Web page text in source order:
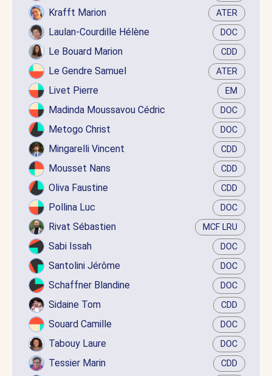
Krafft Marion ATER
Laulan-Courdille Hélène DOC
Le Bouard Marion CDD
Le Gendre Samuel ATER
Livet Pierre EM
Madinda Moussavou Cédric DOC
Metogo Christ DOC
Mingarelli Vincent CDD
Mousset Nans CDD
Oliva Faustine CDD
Pollina Luc DOC
Rivat Sébastien MCF LRU
Sabi Issah DOC
Santolini Jérôme DOC
Schaffner Blandine DOC
Sidaine Tom CDD
Souard Camille DOC
Tabouy Laure DOC
Tessier Marin CDD